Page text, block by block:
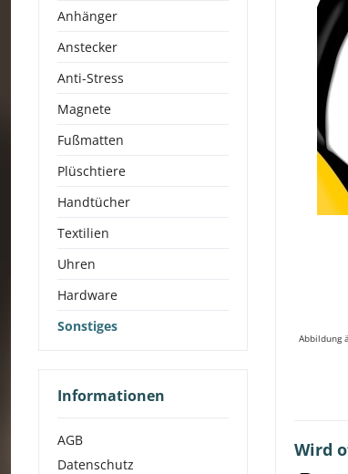
Anhänger
Anstecker
Anti-Stress
Magnete
Fußmatten
Plüschtiere
Handtücher
Textilien
Uhren
Hardware
Sonstiges
Informationen
AGB
Datenschutz
Abbildung
Wird